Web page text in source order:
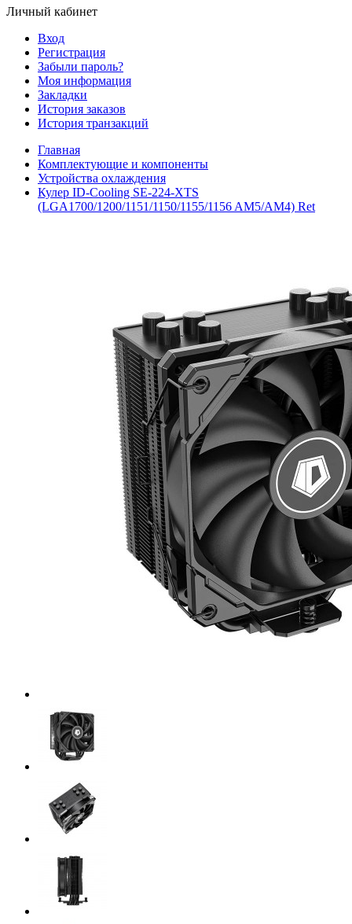
Личный кабинет
Вход
Регистрация
Забыли пароль?
Моя информация
Закладки
История заказов
История транзакций
Главная
Комплектующие и компоненты
Устройства охлаждения
Кулер ID-Cooling SE-224-XTS
(LGA1700/1200/1151/1150/1155/1156 AM5/AM4) Ret